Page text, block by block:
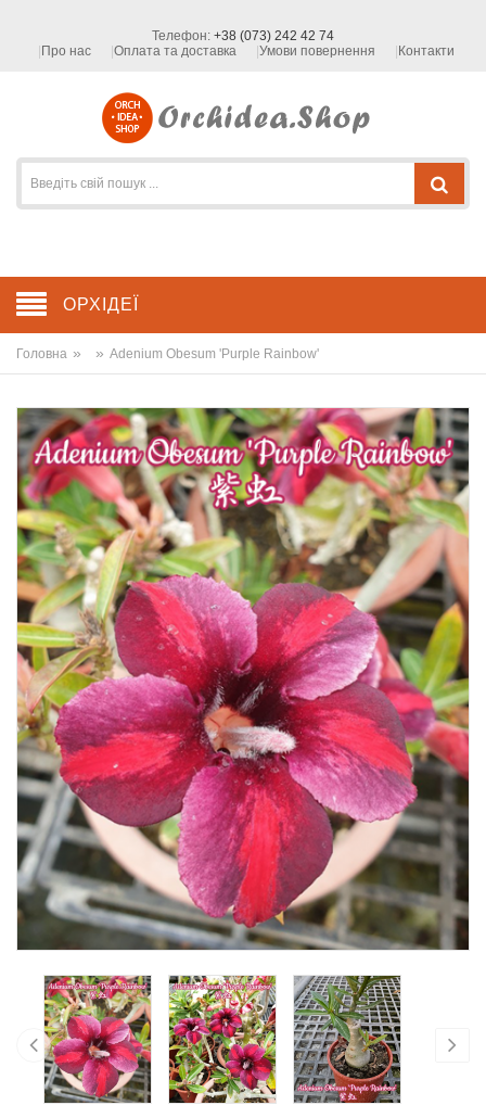
Телефон: +38 (073) 242 42 74
Про нас
Оплата та доставка Умови повернення Контакти
ОРХІДЕЇ
Головна » » Adenium Obesum 'Purple Rainbow'